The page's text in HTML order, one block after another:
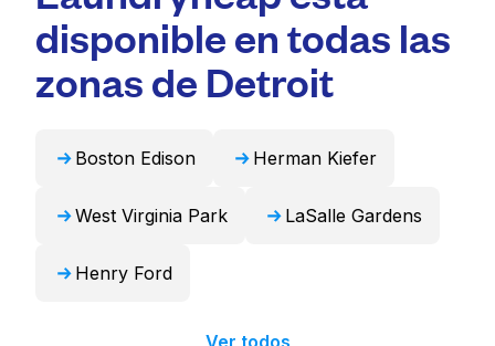
conveniente y que ahorra tiempo.
voluminosos como edredones, mantas y
cortinas. Como alternativa, Laundryheap
puede encargarse de estos artículos de forma
profesional y devolverlos listos para usar en
disponible en todas las
zonas de Detroit
Boston Edison Herman Kiefer
West Virginia Park LaSalle Gardens
Henry Ford
Ver todos